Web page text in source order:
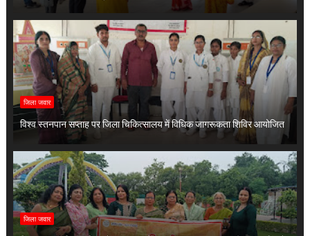
जिला जवार
विश्व स्तनपान सप्ताह पर जिला चिकित्सालय में विधिक जागरूकता शिविर आयोजित
जिला जवार